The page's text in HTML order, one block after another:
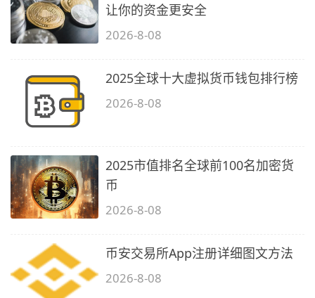
让你的资金更安全
2026-8-08
2025全球十大虚拟货币钱包排行榜
2026-8-08
2025市值排名全球前100名加密货
币
2026-8-08
币安交易所App注册详细图文方法
2026-8-08